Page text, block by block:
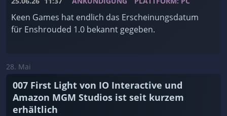
Keen Games hat endlich das Erscheinungsdatum
für Enshrouded 1.0 bekannt gegeben.
28. Mai
007 First Light von IO Interactive und
Amazon MGM Studios ist seit kurzem
erhältlich